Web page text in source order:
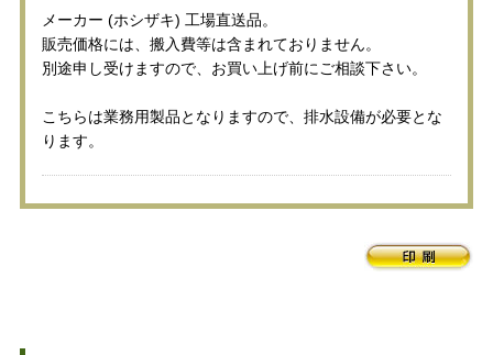
メーカー (ホシザキ) 工場直送品。
販売価格には、搬入費等は含まれておりません。
別途申し受けますので、お買い上げ前にご相談下さい。
こちらは業務用製品となりますので、排水設備が必要とな
ります。